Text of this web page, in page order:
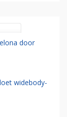
door
widebody-